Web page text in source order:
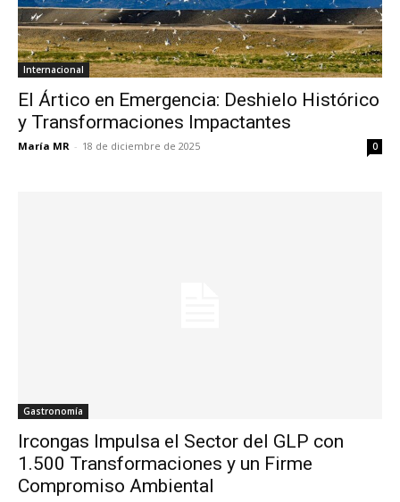
Internacional
El Ártico en Emergencia: Deshielo Histórico
y Transformaciones Impactantes
María MR - 18 de diciembre de 2025 0
Gastronomía
Ircongas Impulsa el Sector del GLP con
1.500 Transformaciones y un Firme
Compromiso Ambiental